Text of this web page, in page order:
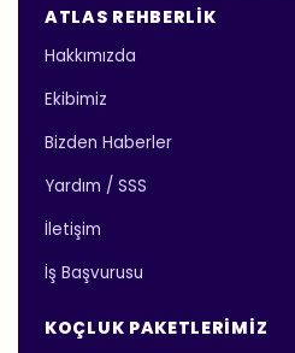
ATLAS REHBERLIK
Hakkımızda
Ekibimiz
Bizden Haberler
Yardım / SSS
İletişim
İş Başvurusu
KOÇLUK PAKETLERIMIZ